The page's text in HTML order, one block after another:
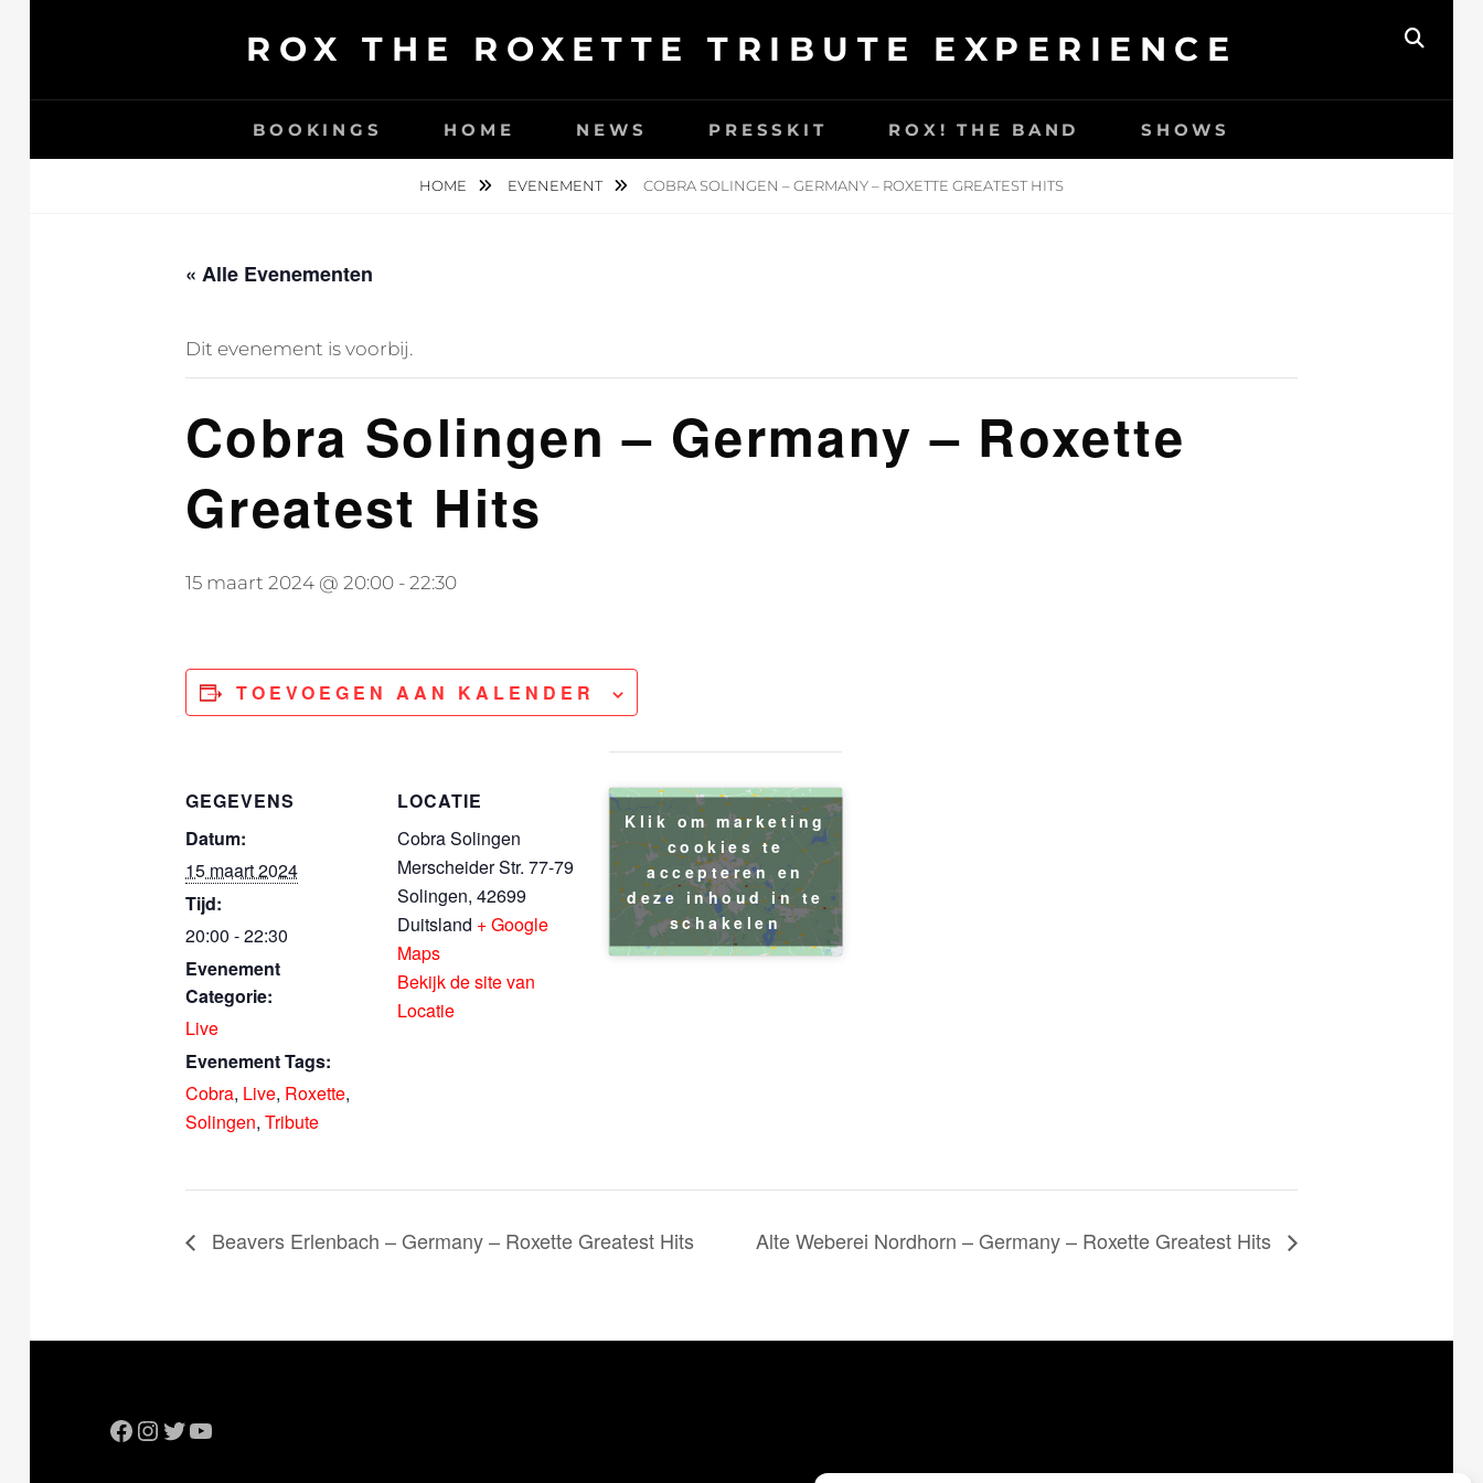
inhoud
ROX THE ROXETTE TRIBUTE EXPERIENCE
BOOKINGS HOME NEWS PRESSKIT ROX! THE BAND SHOWS
HOME EVENEMENT COBRA SOLINGEN – GERMANY – ROXETTE GREATEST HITS
« Alle Evenementen
Dit evenement is voorbij.
Cobra Solingen – Germany – Roxette
Greatest Hits
15 maart 2024 @ 20:00 - 22:30
TOEVOEGEN AAN KALENDER
GEGEVENS
Datum:
15 maart 2024
Tijd:
20:00 - 22:30
Evenement
Categorie:
Live
Evenement Tags:
Cobra, Live, Roxette,
Solingen, Tribute
LOCATIE
Cobra Solingen
Merscheider Str. 77-79
Solingen, 42699
Duitsland + Google
Maps
Bekijk de site van
Locatie
Klik om marketing
cookies te
accepteren en
deze inhoud in te
schakelen
Beavers Erlenbach – Germany – Roxette Greatest Hits Alte Weberei Nordhorn – Germany – Roxette Greatest Hits
Facebook
Instagram
Twitter
YouTube